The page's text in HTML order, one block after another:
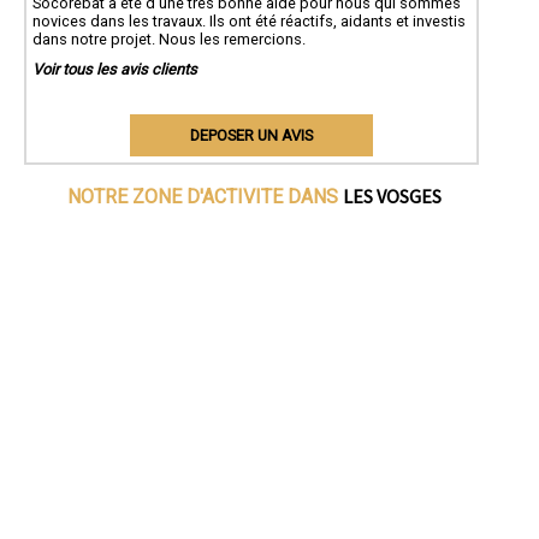
novices dans les travaux. Ils ont été réactifs, aidants et investis
dans notre projet. Nous les remercions.
Voir tous les avis clients
DEPOSER UN AVIS
NOTRE ZONE D'ACTIVITE DANS LES VOSGES